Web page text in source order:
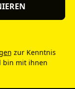
zur Kenntnis
bin mit ihnen